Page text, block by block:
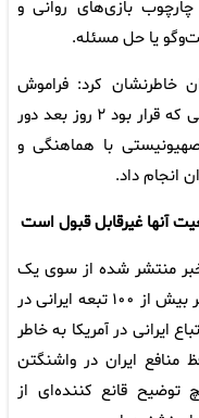
بازی‌های روانی و
یا حل مسئله.
خاطرنشان کرد: فراموش
نکنیم در اوج یک روند دیپلماتیک و در حالی که قرار بود ۲ روز بعد دور
با هماهنگی و
انجام داد.
آنها غیرقابل قبول است
منتشر شده از سوی یک
رسانه آمریکایی مبنی بر اینکه در مدت اخیر بیش از ۱۰۰ تبعه ایرانی در
ایرانی در آمریکا به خاطر
منافع ایران در واشنگتن
توضیح قانع کننده‌ای از